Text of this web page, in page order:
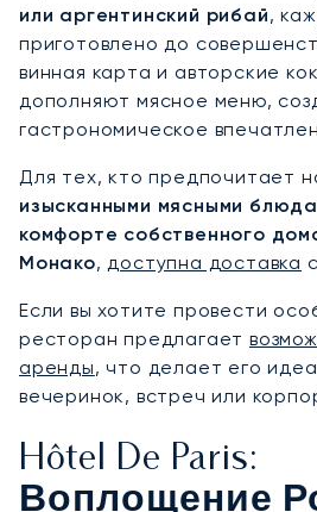
или аргентинский рибай,
приготовлено до
винная карта и авторские
дополняют мясное меню,
гастрономическое
Для тех, кто предпочитает
изысканными мясными
комфорте собственного
Монако,доступна доставка
Если вы хотите провести
ресторан предлагает
аренды, что делает его
вечеринок, встреч или
Hôtel De Paris:
Воплощение